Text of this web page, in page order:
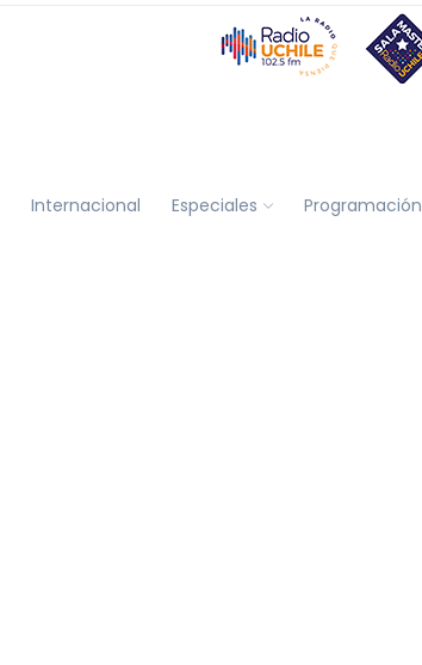
Internacional Especiales Programación